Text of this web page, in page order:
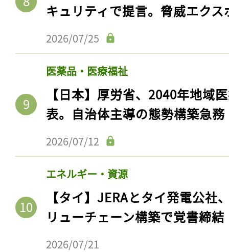
キュリティで提言。脅威エク
2026/07/25
医薬品・医療福祉
【日本】厚労省、2040年地域
表。自治体主導の態勢構築急務
2026/07/12
エネルギー・資源
【タイ】JERAとタイ発電公社
リューチェーン構築で覚書締結
2026/07/21